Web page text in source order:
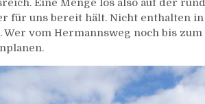
Eine Menge los also auf der
für uns bereit hält. Nicht enthalten
Wer vom Hermannsweg noch bis